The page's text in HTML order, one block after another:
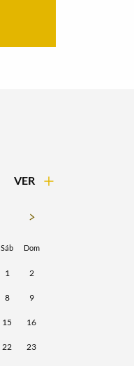
VER
Sáb Dom
1 2
8 9
15 16
22 23